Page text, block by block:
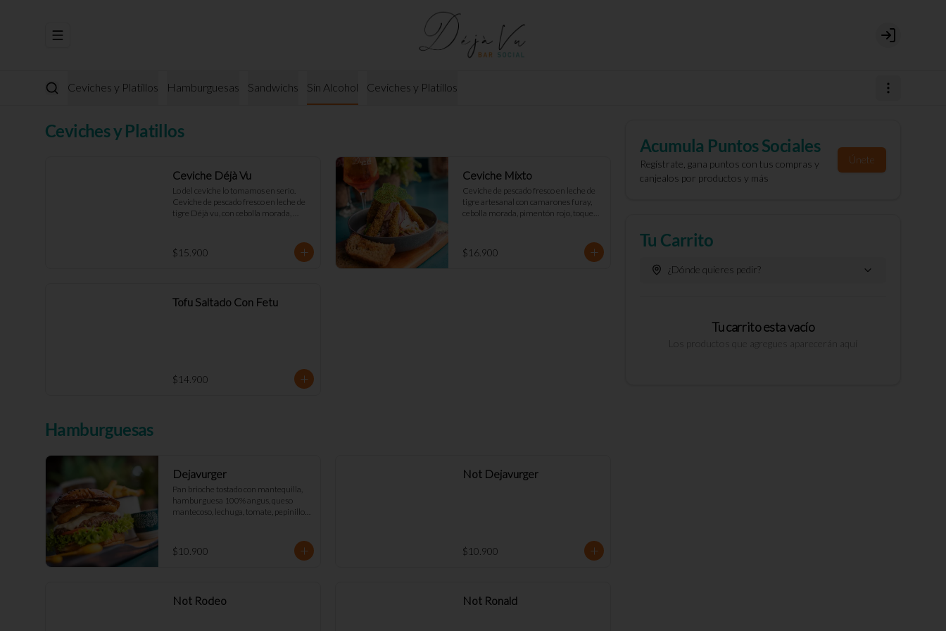
Abrir menu de navegación Login
Ceviches y Platillos Hamburguesas Sandwichs Sin Alcohol Ceviches y Platillos
Ceviches y Platillos
Ceviche Déjà Vu
Lo del ceviche lo tomamos en serio.
Ceviche de pescado fresco en leche de
tigre Déjà vu, con cebolla morada,
tostadas de masa madre.
$15.900
Ceviche Mixto
Ceviche de pescado fresco en leche de
tigre artesanal con camarones furay,
cebolla morada, pimentón rojo, toques
$16.900
Tofu Saltado Con Fetu
$14.900
Hamburguesas
Dejavurger
Pan brioche tostado con mantequilla,
hamburguesa 100% angus, queso
mantecoso, lechuga, tomate, pepinillos,
$10.900
Not Dejavurger
$10.900
Not Rodeo Not Ronald
Acumula Puntos Sociales
Regístrate, gana puntos con tus compras y
canjealos por productos y más
Únete
Tu Carrito
¿Dónde quieres pedir?
Tu carrito esta vacío
Los productos que agregues aparecerán aquí